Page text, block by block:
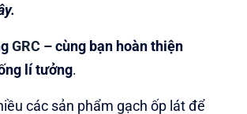
GRC – cùng bạn hoàn thiện
lí tưởng.
các sản phẩm gạch ốp lát để